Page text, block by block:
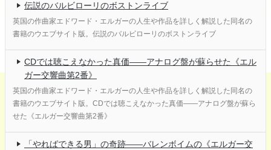
伝説のバルビローリのボストンライブ
英国の作曲家エドワード・エルガーの人生や作品を詳しく解説した同名の
書籍のウエブサイト版。伝説のバルビローリのボストンライブ
CDでは聴こえなかった真価――アナログ盤が蘇らせた《エル
ガー交響曲第2番》
英国の作曲家エドワード・エルガーの人生や作品を詳しく解説した同名の
書籍のウエブサイト版。CDでは聴こえなかった真価――アナログ盤が蘇ら
せた《エルガー交響曲第2番》
「やればできる男」の奇跡――バレンボイムの《エルガー交